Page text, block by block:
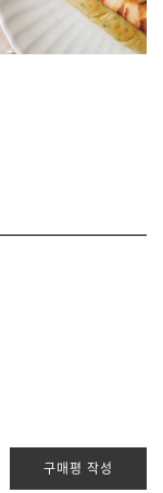
구매평 작성